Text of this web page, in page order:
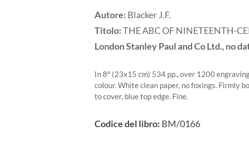
Autore: Blacker J.F.
Titolo:THE ABC OF NINETEENTH-
LondonStanley Paul and Co Ltd., no
In 8° (23x15 cm) 534 pp., over 1200
colour. White clean paper, no foxings. Firmly
to cover, blue top edge. Fine.
Codice del libro: BM/0166